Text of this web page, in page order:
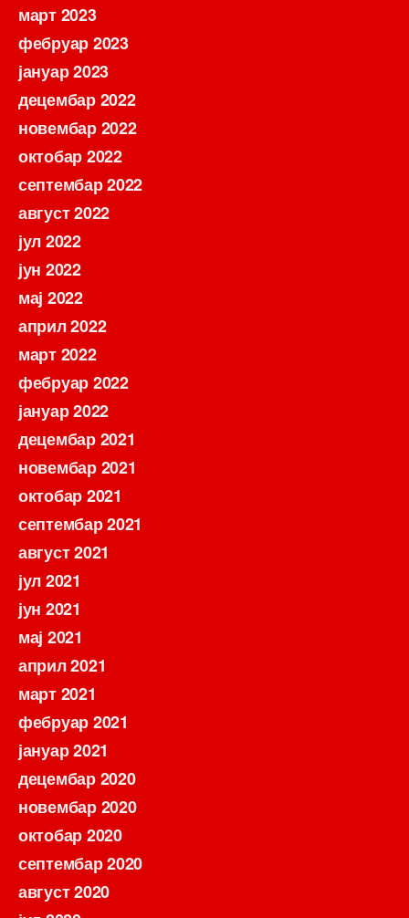
март 2023
фебруар 2023
јануар 2023
децембар 2022
новембар 2022
октобар 2022
септембар 2022
август 2022
јул 2022
јун 2022
мај 2022
април 2022
март 2022
фебруар 2022
јануар 2022
децембар 2021
новембар 2021
октобар 2021
септембар 2021
август 2021
јул 2021
јун 2021
мај 2021
април 2021
март 2021
фебруар 2021
јануар 2021
децембар 2020
новембар 2020
октобар 2020
септембар 2020
август 2020